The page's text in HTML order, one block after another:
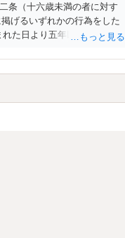
条（十六歳未満の者に対す
げるいずれかの行為をした
た日より五年以上前の日に
面会を要求すること。 三
ること。 2前項の罪を犯
の拘禁刑又は百万円以下の